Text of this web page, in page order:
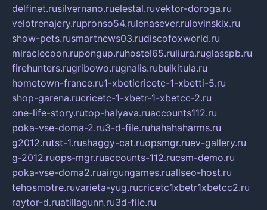
delfinet.rusilvernano.ruelestal.ruvektor-doroga.ru
velotrenajery.rupronso54.rulenasever.rulovinskix.ru
show-pets.rusmartnews03.rudiscofoxworld.ru
miraclecoon.rupongup.ruhostel65.ruliura.ruglasspb.ru
firehunters.rugribowo.rugnalis.rubulkitula.ru
hometown-france.ru1-xbeticricetc-1-xbetti-5.ru
shop-garena.rucricetc-1-xbetr-1-xbetcc-2.ru
one-life-story.rutop-halyava.ruaccounts112.ru
poka-vse-doma-2.ru3-d-file.ruhahahaharms.ru
g2012.rutst-1.rushaggy-cat.ruopsmgr.ruev-gallery.ru
g-2012.ruops-mgr.ruaccounts-112.rucsm-demo.ru
poka-vse-doma2.ruairgungames.ruallseo-host.ru
tehosmotre.ruvarieta-yug.rucricetc1xbetr1xbetcc2.ru
raytor-d.ruatillagunn.ru3d-file.ru